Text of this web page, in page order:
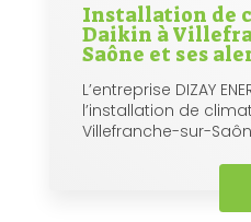
Installation de
Daikin à
Saône et ses
L’entreprise DIZAY
l’installation de
Villefranche-sur-